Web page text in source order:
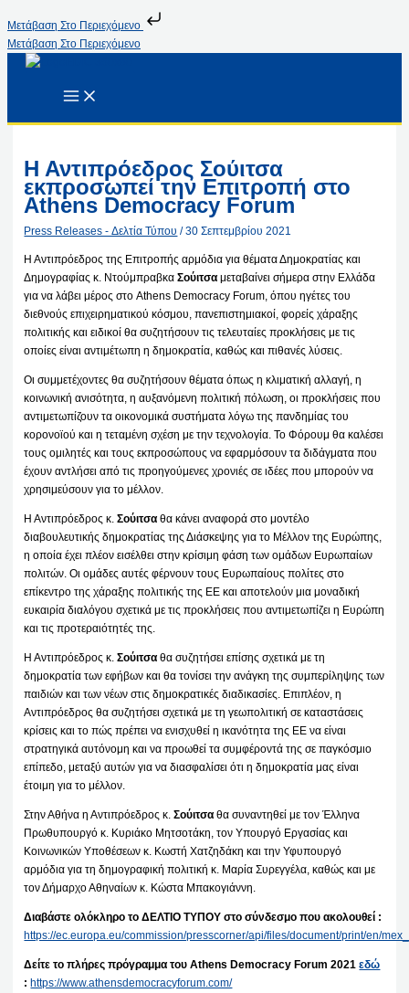
Μετάβαση Στο Περιεχόμενο
Μετάβαση Στο Περιεχόμενο
Η Αντιπρόεδρος Σούιτσα
εκπροσωπεί την Επιτροπή στο
Athens Democracy Forum
Press Releases - Δελτία Τύπου /30 Σεπτεμβρίου 2021
Η Αντιπρόεδρος της Επιτροπής αρμόδια για θέματα Δημοκρατίας και
Δημογραφίας κ. ΝτούμπραβκαΣούιτσα μεταβαίνει σήμερα στην Ελλάδα
για να λάβει μέρος στο Athens Democracy Forum, όπου ηγέτες του
διεθνούς επιχειρηματικού κόσμου, πανεπιστημιακοί, φορείς χάραξης
πολιτικής και ειδικοί θα συζητήσουν τις τελευταίες προκλήσεις με τις
οποίες είναι αντιμέτωπη η δημοκρατία, καθώς και πιθανές λύσεις.
Οι συμμετέχοντες θα συζητήσουν θέματα όπως η κλιματική αλλαγή, η
κοινωνική ανισότητα, η αυξανόμενη πολιτική πόλωση, οι προκλήσεις που
αντιμετωπίζουν τα οικονομικά συστήματα λόγω της πανδημίας του
κορονοϊού και η τεταμένη σχέση με την τεχνολογία. Το Φόρουμ θα καλέσει
τους ομιλητές και τους εκπροσώπους να εφαρμόσουν τα διδάγματα που
έχουν αντλήσει από τις προηγούμενες χρονιές σε ιδέες που μπορούν να
χρησιμεύσουν για το μέλλον.
Η Αντιπρόεδρος κ.Σούιτσα θα κάνει αναφορά στο μοντέλο
διαβουλευτικής δημοκρατίας της Διάσκεψης για το Μέλλον της Ευρώπης,
η οποία έχει πλέον εισέλθει στην κρίσιμη φάση των ομάδων Ευρωπαίων
πολιτών. Οι ομάδες αυτές φέρνουν τους Ευρωπαίους πολίτες στο
επίκεντρο της χάραξης πολιτικής της ΕΕ και αποτελούν μια μοναδική
ευκαιρία διαλόγου σχετικά με τις προκλήσεις που αντιμετωπίζει η Ευρώπη
και τις προτεραιότητές της.
Η Αντιπρόεδρος κ.Σούιτσα θα συζητήσει επίσης σχετικά με τη
δημοκρατία των εφήβων και θα τονίσει την ανάγκη της συμπερίληψης των
παιδιών και των νέων στις δημοκρατικές διαδικασίες. Επιπλέον, η
Αντιπρόεδρος θα συζητήσει σχετικά με τη γεωπολιτική σε καταστάσεις
κρίσεις και το πώς πρέπει να ενισχυθεί η ικανότητα της ΕΕ να είναι
στρατηγικά αυτόνομη και να προωθεί τα συμφέροντά της σε παγκόσμιο
επίπεδο, μεταξύ αυτών για να διασφαλίσει ότι η δημοκρατία μας είναι
έτοιμη για το μέλλον.
Στην Αθήνα η Αντιπρόεδρος κ.Σούιτσα θα συναντηθεί με τον Έλληνα
Πρωθυπουργό κ. Κυριάκο Μητσοτάκη, τον Υπουργό Εργασίας και
Κοινωνικών Υποθέσεων κ. Κωστή Χατζηδάκη και την Υφυπουργό
αρμόδια για τη δημογραφική πολιτική κ. Μαρία Συρεγγέλα, καθώς και με
τον Δήμαρχο Αθηναίων κ. Κώστα Μπακογιάννη.
Διαβάστε ολόκληρο το ΔΕΛΤΙΟ ΤΥΠΟΥ στο σύνδεσμο που ακολουθεί :
https://ec.europa.eu/commission/presscorner/api/files/document/print/en/
Δείτε το πλήρες πρόγραμμα τουAthens Democracy Forum 2021εδώ
: https://www.athensdemocracyforum.com/